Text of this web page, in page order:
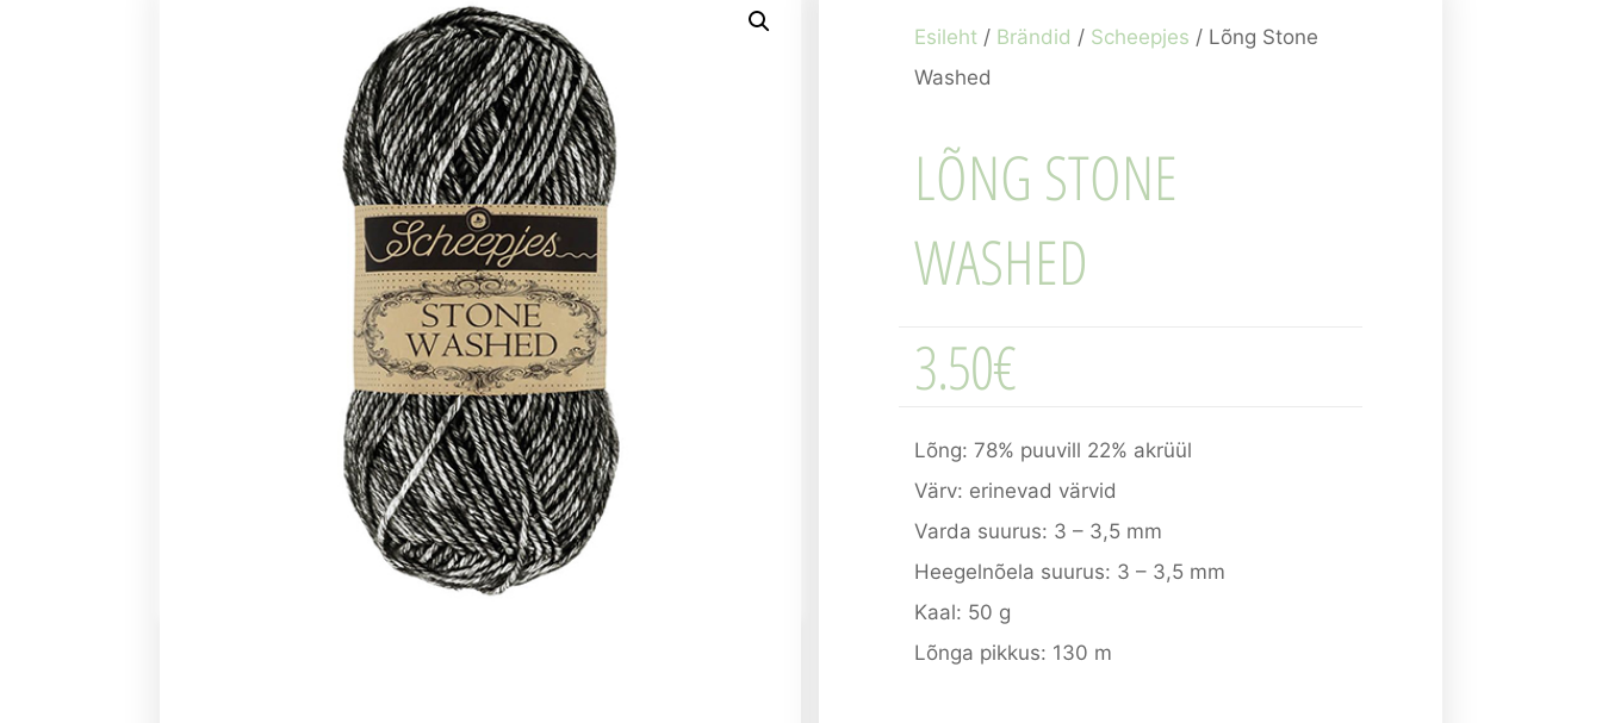
Esileht / Brändid / Scheepjes / Lõng Stone
Washed
LÕNG STONE
WASHED
3.50€
Lõng: 78% puuvill 22% akrüül
Värv: erinevad värvid
Varda suurus: 3 – 3,5 mm
Heegelnõela suurus: 3 – 3,5 mm
Kaal: 50 g
Lõnga pikkus: 130 m